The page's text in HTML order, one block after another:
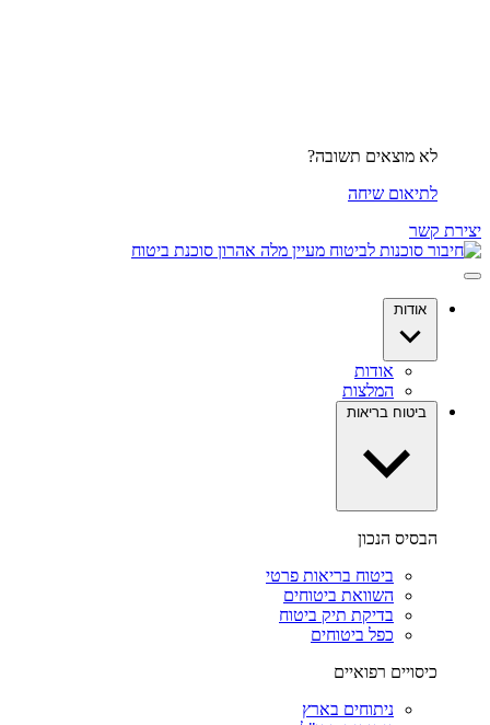
לא מוצאים תשובה?
לתיאום שיחה
יצירת קשר
אודות
אודות
המלצות
ביטוח בריאות
הבסיס הנכון
ביטוח בריאות פרטי
השוואת ביטוחים
בדיקת תיק ביטוח
כפל ביטוחים
כיסויים רפואיים
ניתוחים בארץ